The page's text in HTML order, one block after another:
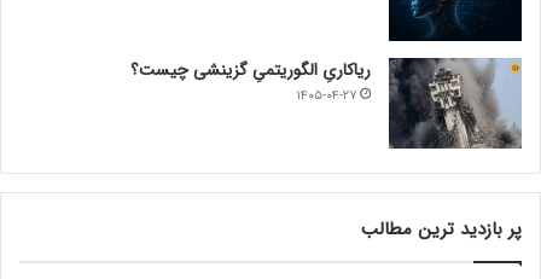
ریاکاریِ الگوریتمیِ گزینشی چیست؟
۱۴۰۵-۰۴-۲۷
پر بازدید ترین مطالب